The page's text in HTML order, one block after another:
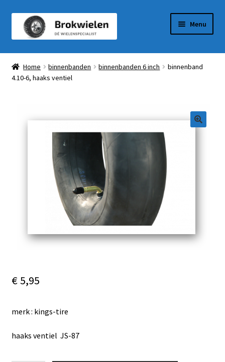
door
navigatie
naar
inhoud
Menu
Winkel
Winkelmandje
Mijn Account
Home binnenbanden binnenbanden 6 inch
binnenband
4.10-6, haaks ventiel
€5,95
merk : kings-tire
haaks ventiel JS-87